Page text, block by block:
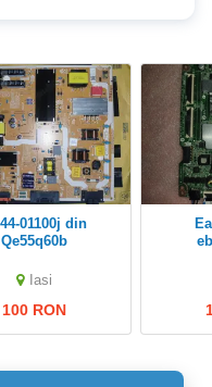
Qe55q60b
Iasi
100 RON
Eax69083603